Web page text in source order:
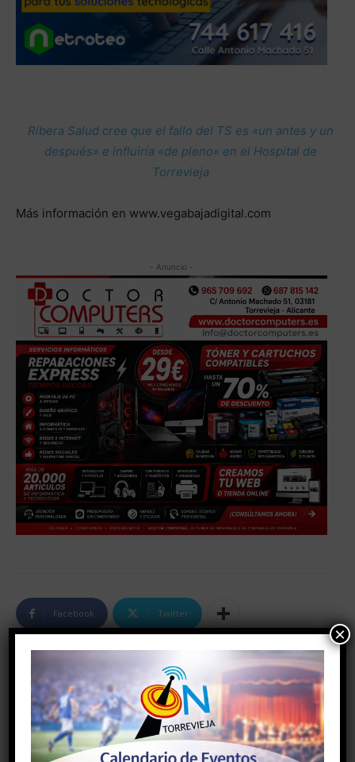
Ribera Salud cree que el fallo del TS es «un antes y un
después» e influiría «de pleno» en el Hospital de
Torrevieja
Más información en www.vegabajadigital.com
- Anuncio -
Facebook Twitter
Artículo anterior
Condenado a 18 años de
cárcel por saltarse una
orden de alejamiento y
matar a su madre en
Artículo siguiente
Las playas de Torrevieja
mantienen su excelencia
×